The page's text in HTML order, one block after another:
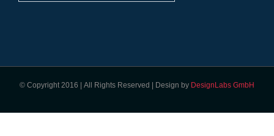
© Copyright 2016 | All Rights Reserved | Design by DesignLabs GmbH